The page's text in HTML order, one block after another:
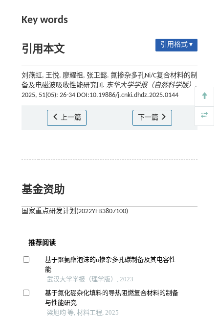
Key words
引用本文 引用格式 ▾
刘燕虹, 王悦, 廖耀祖, 张卫懿. 氮掺杂多孔Ni/C复合材料的制
备及电磁波吸收性能研究[J]. 东华大学学报（自然科学版）,
2025, 51(05): 26-34 DOI:10.19886/j.cnki.dhdz.2025.0144
上一篇 下一篇
基金资助
国家重点研发计划(2022YFB3807100)